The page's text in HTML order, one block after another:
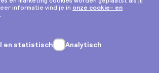
Privacy & cookies
Algemene voorwaarden